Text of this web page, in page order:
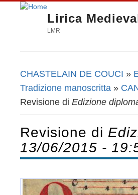
Lirica
LMR
Tu sei qui
CHASTELAIN DE COUCI »
Tradizione manoscritta »
Revisione di Edizione
Revisione di
13/06/2015 -